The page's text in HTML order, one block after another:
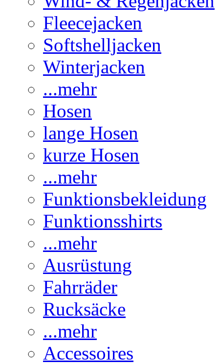
Fleecejacken
Softshelljacken
Winterjacken
...mehr
Hosen
lange Hosen
kurze Hosen
...mehr
Funktionsbekleidung
Funktionsshirts
...mehr
Ausrüstung
Fahrräder
Rucksäcke
...mehr
Accessoires